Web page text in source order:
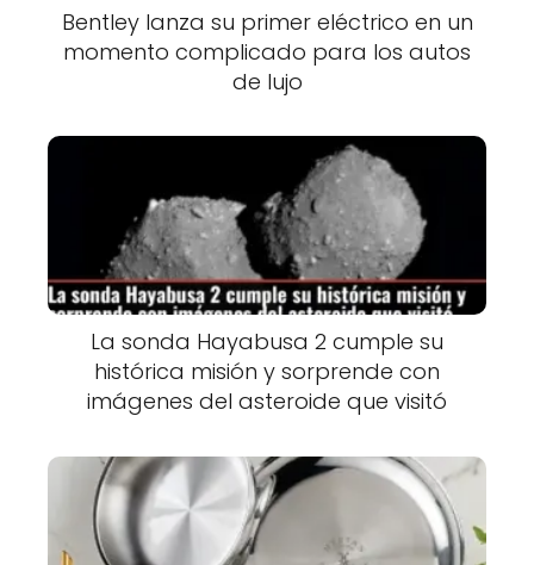
Bentley lanza su primer eléctrico en un
momento complicado para los autos
de lujo
La sonda Hayabusa 2 cumple su
histórica misión y sorprende con
imágenes del asteroide que visitó